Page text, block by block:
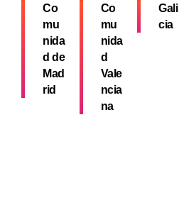
Co
mu
nida
d de
Mad
rid
Co
mu
nida
d
Vale
ncia
na
Gali
cia